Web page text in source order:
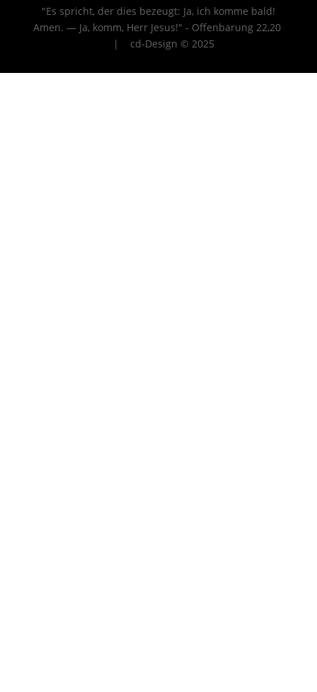
"Es spricht, der dies bezeugt: Ja, ich komme bald!
Amen. — Ja, komm, Herr Jesus!" - Offenbarung 22,20
| cd-Design © 2025